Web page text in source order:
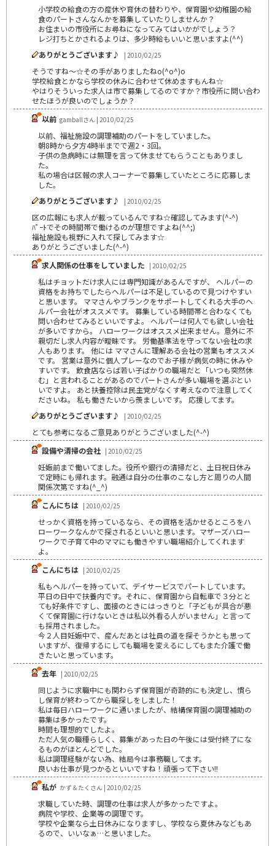
小学校の給食の方の産休や育休の替わりや、保育園や幼稚園の給
食のパートさんなんかを募集していたりしませんか？
お住まいの市役所にお尋ねになってみてはいかがでしょう？
レジ打ちとかされるよりは、多少時給もいいと思いますよ(^^)
ありがとうございます♪
| 2010/02/25
そうですね～☆その手がありましたねo(^o^)o
学校給食とかなら学校の休みに合わせて休めますもんね☆
やはりそういった求人は市で募集してるのですか？市役所に問い合わ
せたほうが良いのでしょうか？
以前 gamballさん | 2010/02/25
以前、福祉施設の調理補助のパートをしていました。
朝8時から夕方4時半までで週2・3回。
子供の急病時には無理を言って休ませてもらうこともありまし
た。
私の場合は区報の求人コーナーで募集していたところに応募しま
した。
ありがとうございます♪
| 2010/02/25
区の広報にも求人が載っているんですね☆確認してみます(^-^)
ﾊﾟｰﾄでその時間帯で働けるのが理想ですよね(^^;)
福祉施設も視野に入れて探してみます☆
ありがとうございました(^-^)
求人関係の仕事をしていました | 2010/02/25
私はチョットだけ求人には専門知識があるんですが、 ヘルパーの
資格をお持ちでしたらヘルパーは不足しているので見つけやすい
と思います。 ママさんやブランクをサポートしてくれる大手のヘ
ルパー会社がオススメです。 募集している時間帯と合わなくても
問い合わせてみるといいですよ。 ヘルパーは何人でも欲しい会社
が多いですから。 ハローワークはオススメ出来ません。意外に不
親切だし求人内容が曖昧です。 労働基準法を守ってない会社の求
人もあります。 他には ママさんに理解ある会社の営業もオススメ
です。 営業は意外に個人プレーなのでお子様が病気の時に休みや
すいです。 飲食店ならば若い子ばかりの職場だと「いつも突然休
む」と言われることがあるのでパートさんが多い職場を選ぶとい
いですよ。 あと扶養控除は民主党がなくす考えなので注意してく
ださいね。 私も働きたいから羨ましいです。 応援してます。
ありがとうございます♪
| 2010/02/25
とても参考になるご意見ありがとうございました(^-^)
設備や清掃の会社 | 2010/02/25
妊娠前まで働いてました。役所や銀行の清掃だと、土日祝日休み
で定時にも帰れます。融通は自分の仕事のこなし方と周りの人間
関係次第ですね(^_^)
こんにちは | 2010/02/25
せっかく資格を持っているなら、その資格を活かせるところをハ
ローワークなんかで探されるといいと思います。マザーズハロー
ワークで子育て中のママにも働きやすい職場紹介してくれます
よ。
こんにちは | 2010/02/25
私もヘルパーを持っていて、デイサービスでパートしています。
平日の日中で扶養内です。それに、保育園から自転車で３分とと
ても好条件ですし、面接のときにはっきりと「子どもが具合が悪
くて保育園に行けないときは私以外看る人がいません」と言って
も採用されました。
今２人目妊娠中で、産んだあとは社員の道を探そうかとも思って
いますが、復帰するにしても職場を変えるにしてもまた介護で働
きたいと思っています。
去年 | 2010/02/25
同じように求職中にも関わらず保育園が奇跡的にも決定し、慣ら
し保育が終わってから職探しをしました！
私は毎日ハローワークに通いましたが、結構保育園の調理補助の
募集は多かったです。
時間も理想的でしたよ。
ただ人気の職種らしく、募集があった日の午後には受付終了にな
るものがほとんどでした。
私は調理経験がない為、結局今は事務職してます。
良いお仕事が見つかるといいですね！頑張って下さい!!
私が かず＆たくさん | 2010/02/25
求職していた時、調理の仕事は求人が多かったですよ。
病院や学校、企業等の調理です。
学校や企業なら土日休みになりますし、学校なら夏休みなどもあ
るので、いいなぁ…と思いました。